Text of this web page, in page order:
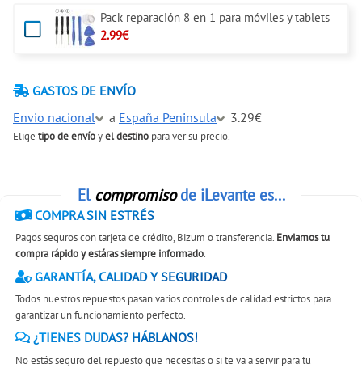
Pack reparación 8 en 1 para móviles y tablets
2.99€
GASTOS DE ENVÍO
Envio nacional
a España Peninsula 3.29€
Elige tipo de envíoyel destino para ver su precio.
El compromisode iLevante es...
COMPRA SIN ESTRÉS
Pagos seguros con tarjeta de crédito, Bizum o transferencia. Enviamos tu
compra rápido y estáras siempre informado.
GARANTÍA, CALIDAD Y SEGURIDAD
Todos nuestros repuestos pasan varios controles de calidad estrictos para
garantizar un funcionamiento perfecto.
¿TIENES DUDAS? HÁBLANOS!
No estás seguro del repuesto que necesitas o si te va a servir para tu